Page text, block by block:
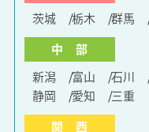
茨城
栃木 群馬
中 部
新潟
富山 石川
静岡
愛知
三重
関 西